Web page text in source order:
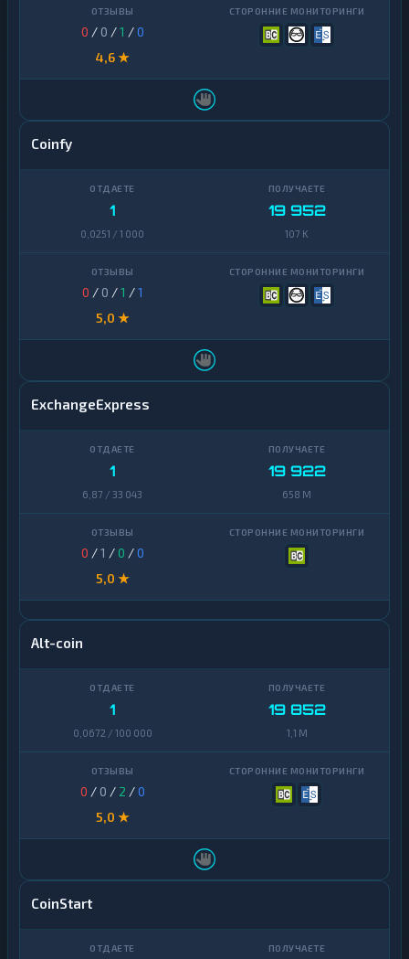
0 / 0 /1 /0
4,6 ★
Coinfy
1
0,0251 / 1 000
19 952
107 K
0 / 0 /1 /1
5,0 ★
ExchangeExpress
1
6,87 / 33 043
19 922
658 M
0 /1 /0 /0
5,0 ★
Alt-coin
1
0,0672 / 100 000
19 852
1,1 M
0 / 0 / 2 /0
5,0 ★
CoinStart